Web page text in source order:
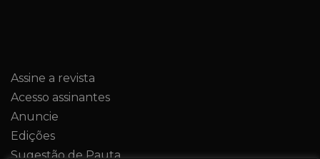
Assine a revista
Acesso assinantes
Anuncie
Edições
Sugestão de Pauta